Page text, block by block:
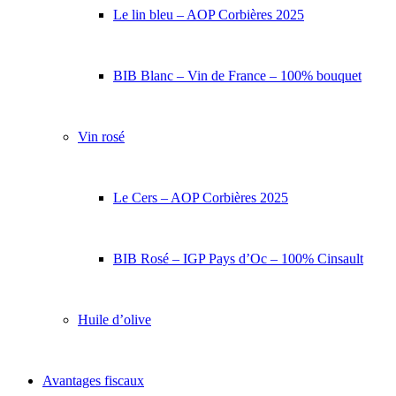
Le lin bleu – AOP Corbières 2025
BIB Blanc – Vin de France – 100% bouquet
Vin rosé
Le Cers – AOP Corbières 2025
BIB Rosé – IGP Pays d’Oc – 100% Cinsault
Huile d’olive
Avantages fiscaux